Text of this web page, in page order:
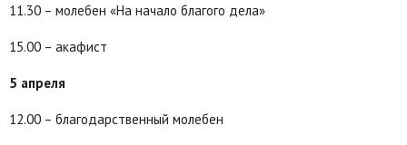
11.30 – молебен «На начало благого дела»
15.00 – акафист
5 апреля
12.00 – благодарственный молебен